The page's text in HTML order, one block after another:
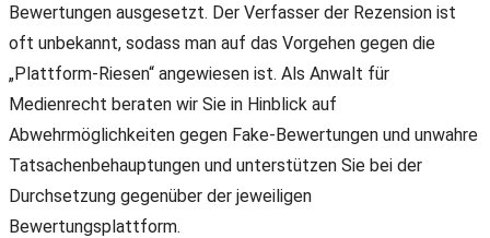
Bewertungen ausgesetzt. Der Verfasser der Rezension ist
oft unbekannt, sodass man auf das Vorgehen gegen die
„Plattform-Riesen“ angewiesen ist. Als Anwalt für
Medienrecht beraten wir Sie in Hinblick auf
Abwehrmöglichkeiten gegen Fake-Bewertungen und unwahre
Tatsachenbehauptungen und unterstützen Sie bei der
Durchsetzung gegenüber der jeweiligen
Bewertungsplattform.